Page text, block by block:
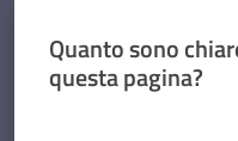
Quanto sono
questa pagina?